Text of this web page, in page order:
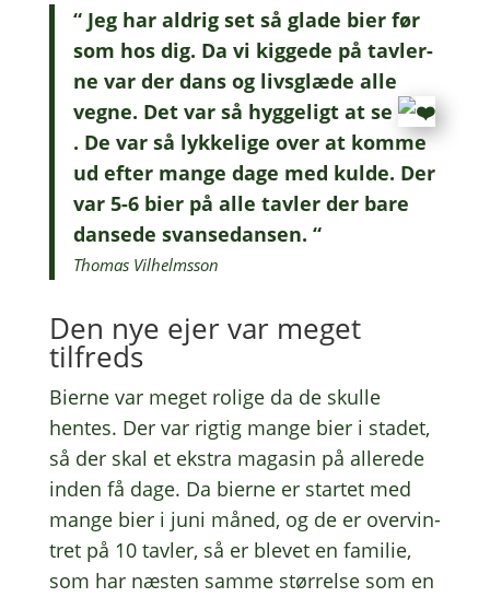
“ Jeg har aldrig set så glade bier før
som hos dig. Da vi kigge­de på tavler­
ne var der dans og livs­glæ­de alle
vegne. Det var så hygge­ligt at se
. De var så lykke­li­ge over at komme
ud efter mange dage med kulde. Der
var 5-6 bier på alle tavler der bare
danse­de svansedansen. “
Thomas Vilhelms­son
Den nye ejer var meget
tilfreds
Bierne var meget rolige da de skulle
hentes. Der var rigtig mange bier i stadet,
så der skal et ekstra maga­sin på alle­re­de
inden få dage. Da bierne er star­tet med
mange bier i juni måned, og de er over­vin­
tret på 10 tavler, så er blevet en fami­lie,
som har næsten samme stør­rel­se som en